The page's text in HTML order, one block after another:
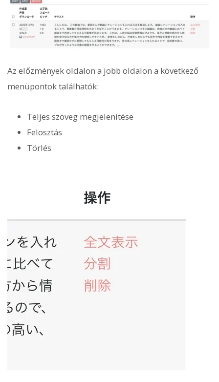
Az előzmények oldalon a jobb oldalon a következő
menüpontok találhatók:
Teljes szöveg megjelenítése
Felosztás
Törlés